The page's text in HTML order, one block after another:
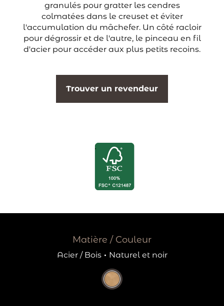
granulés pour gratter les cendres
colmatées dans le creuset et éviter
l'accumulation du mâchefer. Un côté racloir
pour dégrossir et de l'autre, le pinceau en fil
d'acier pour accéder aux plus petits recoins.
Trouver un revendeur
Matière / Couleur
Acier / Bois· Naturel et noir